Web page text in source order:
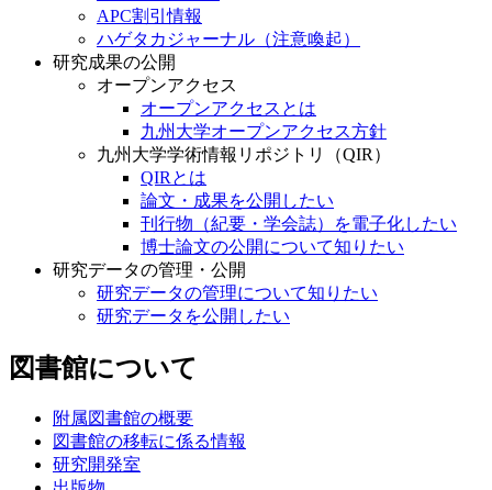
APC割引情報
ハゲタカジャーナル（注意喚起）
研究成果の公開
オープンアクセス
オープンアクセスとは
九州大学オープンアクセス方針
九州大学学術情報リポジトリ（QIR）
QIRとは
論文・成果を公開したい
刊行物（紀要・学会誌）を電子化したい
博士論文の公開について知りたい
研究データの管理・公開
研究データの管理について知りたい
研究データを公開したい
図書館について
附属図書館の概要
図書館の移転に係る情報
研究開発室